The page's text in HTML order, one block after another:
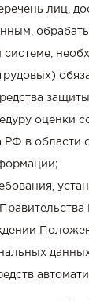
лиц,
оценки
РФ в области